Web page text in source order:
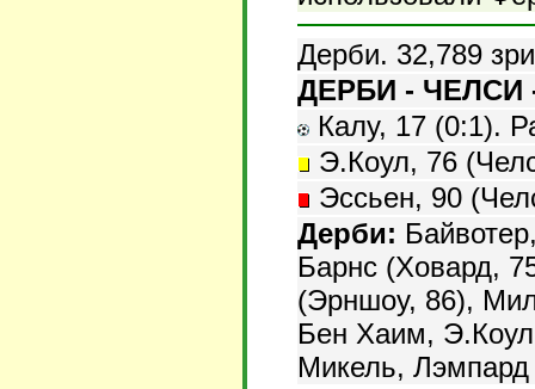
Дерби. 32,789
ДЕРБИ - ЧЕЛСИ
Калу, 17 (0:1).
Э.Коул, 76
Эссьен, 90
Дерби:
Барнс (Ховард,
(Эрншоу, 86),
Бен Хаим,
Микель,